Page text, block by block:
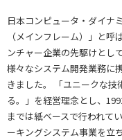
日本コンピュータ・ダイナ
（メインフレーム）」と
ンチャー企業の先駆けとし
様々なシステム開発業務に
きました。 「ユニークな技
る。」を経営理念とし、
までは紙ベースで行われて
ーキングシステム事業を立